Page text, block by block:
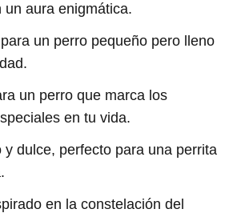
un aura enigmática.
un perro pequeño pero lleno
un perro que marca los
en tu vida.
y dulce, perfecto para una perrita
en la constelación del